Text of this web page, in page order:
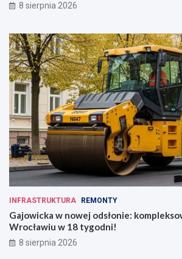
8 sierpnia 2026
INFRASTRUKTURA REMONTY
Gajowicka w nowej odsłonie:
Wrocławiu w 18 tygodni!
8 sierpnia 2026